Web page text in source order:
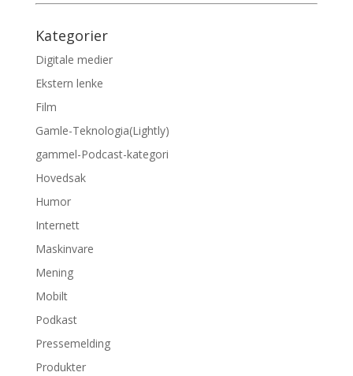
Kategorier
Digitale medier
Ekstern lenke
Film
Gamle-Teknologia(Lightly)
gammel-Podcast-kategori
Hovedsak
Humor
Internett
Maskinvare
Mening
Mobilt
Podkast
Pressemelding
Produkter